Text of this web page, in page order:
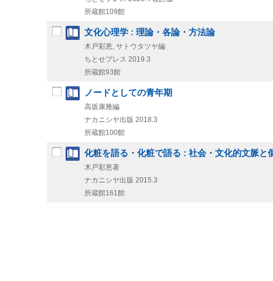
所蔵館109館
文化心理学 : 理論・各論・方法論
木戸彩恵, サトウタツヤ編
ちとせプレス 2019.3
所蔵館93館
ノードとしての青年期
高坂康雅編
ナカニシヤ出版 2018.3
所蔵館100館
化粧を語る・化粧で語る : 社会・文化的文脈と
木戸彩恵著
ナカニシヤ出版 2015.3
所蔵館161館